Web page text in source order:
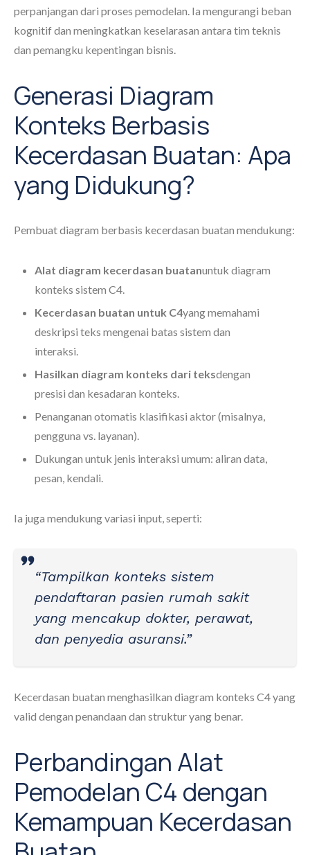
perpanjangan dari proses pemodelan. Ia mengurangi beban
kognitif dan meningkatkan keselarasan antara tim teknis
dan pemangku kepentingan bisnis.
Generasi Diagram
Konteks Berbasis
Kecerdasan Buatan: Apa
yang Didukung?
Pembuat diagram berbasis kecerdasan buatan mendukung:
Alat diagram kecerdasan buatanuntuk diagram
konteks sistem C4.
Kecerdasan buatan untuk C4yang memahami
deskripsi teks mengenai batas sistem dan
interaksi.
Hasilkan diagram konteks dari teksdengan
presisi dan kesadaran konteks.
Penanganan otomatis klasifikasi aktor (misalnya,
pengguna vs. layanan).
Dukungan untuk jenis interaksi umum: aliran data,
pesan, kendali.
Ia juga mendukung variasi input, seperti:
“Tampilkan konteks sistem
pendaftaran pasien rumah sakit
yang mencakup dokter, perawat,
dan penyedia asuransi.”
Kecerdasan buatan menghasilkan diagram konteks C4 yang
valid dengan penandaan dan struktur yang benar.
Perbandingan Alat
Pemodelan C4 dengan
Kemampuan Kecerdasan